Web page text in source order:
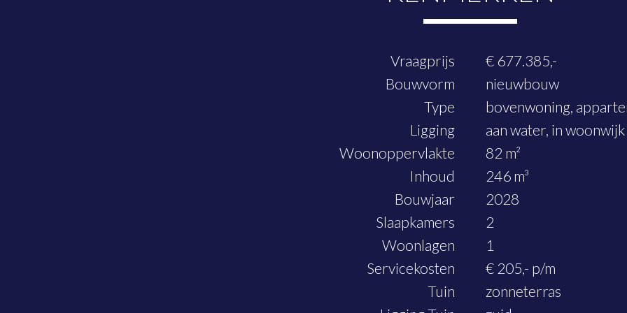
Vraagprijs
€ 677.385,-
Bouwvorm
nieuwbouw
Type
bovenwoning,
Ligging
aan water, in woonwijk
Woonoppervlakte
82 m²
Inhoud
246 m³
Bouwjaar
2028
Slaapkamers
2
Woonlagen
1
Servicekosten
€ 205,- p/m
Tuin
zonneterras